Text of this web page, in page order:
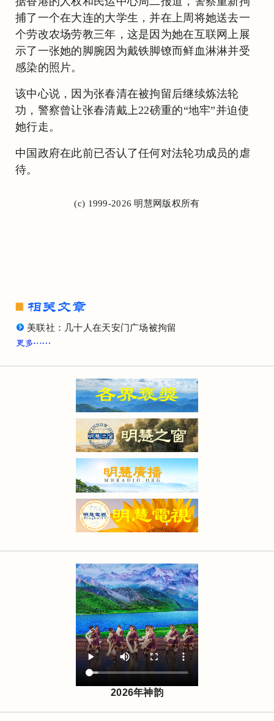
捕了一个在大连的大学生，并在上周将她送去一
个劳改农场劳教三年，这是因为她在互联网上展
示了一张她的脚腕因为戴铁脚镣而鲜血淋淋并受
感染的照片。
该中心说，因为张春清在被拘留后继续炼法轮
功，警察曾让张春清戴上22磅重的“地牢”并迫使
她行走。
中国政府在此前已否认了任何对法轮功成员的虐
待。
(c) 1999-2026 明慧网版权所有
美联社：几十人在天安门广场被拘留
2026年神韵